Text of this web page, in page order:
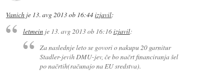
Vanich je 13. avg 2013 ob 16:44izjavil:
letmeinje 13. avg 2013 ob 16:16izjavil:
Za naslednje leto se govori o nakupu 20 garnitur
Stadler-jevih DMU-jev, če bo načrt financiranja šel
po načrtih(računajo na EU sredstva).